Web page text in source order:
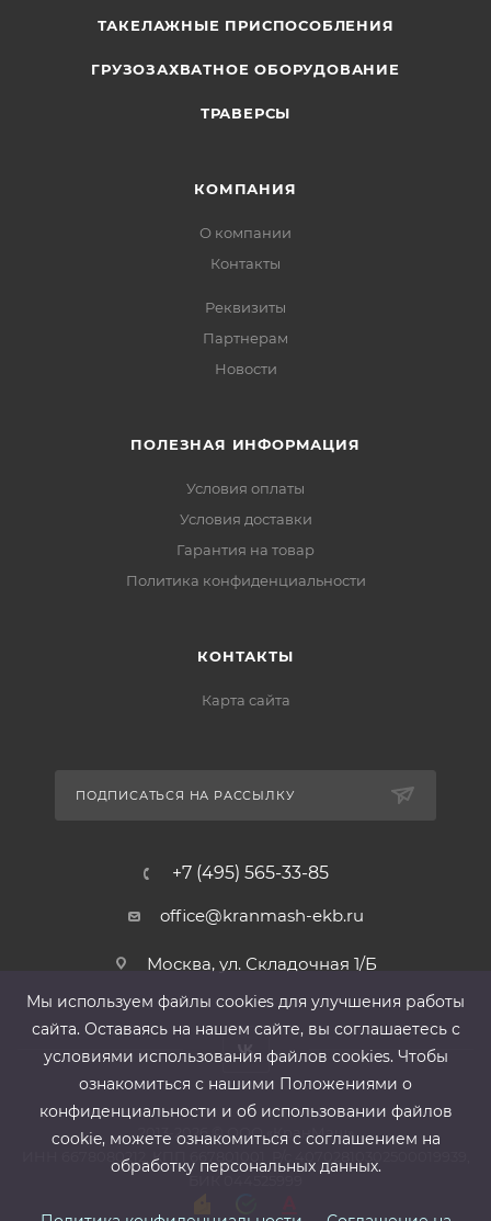
ТАКЕЛАЖНЫЕ ПРИСПОСОБЛЕНИЯ
ГРУЗОЗАХВАТНОЕ ОБОРУДОВАНИЕ
ТРАВЕРСЫ
КОМПАНИЯ
О компании
Контакты
Реквизиты
Партнерам
Новости
ПОЛЕЗНАЯ ИНФОРМАЦИЯ
Условия оплаты
Условия доставки
Гарантия на товар
Политика конфиденциальности
КОНТАКТЫ
Карта сайта
ПОДПИСАТЬСЯ НА РАССЫЛКУ
+7 (495) 565-33-85
office@kranmash-ekb.ru
Москва, ул. Складочная 1/Б
2013-2026 ©ООО «КранМаш»
ИНН 6678080212, КПП 667801001 ,Р/с 40702810302500019939,
БИК 044525999
Мы используем файлы cооkies для улучшения работы
сайта. Оставаясь на нашем сайте, вы соглашаетесь с
условиями использования файлов cооkies. Чтобы
ознакомиться с нашими Положениями о
конфиденциальности и об использовании файлов
cookie, можете ознакомиться с соглашением на
обработку персональных данных.